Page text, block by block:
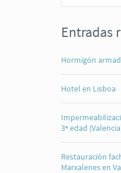
Entradas
Hormigón
Hotel en Lisboa
3ª edad
Restauración
Marxalenes en